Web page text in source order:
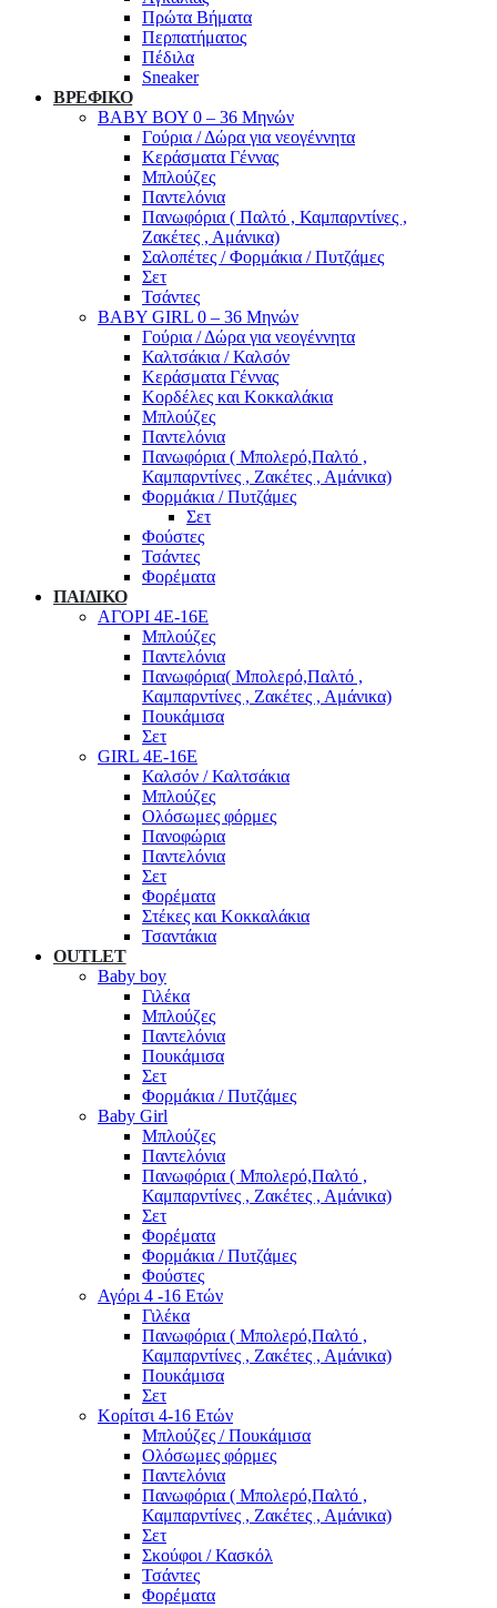
Πρώτα Βήματα
Περπατήματος
Πέδιλα
Sneaker
ΒΡΕΦΙΚΟ
ΒΑΒΥ ΒΟΥ 0 – 36 Μηνών
Γούρια / Δώρα για νεογέννητα
Κεράσματα Γέννας
Μπλούζες
Παντελόνια
Πανωφόρια ( Παλτό , Καμπαρντίνες ,
Ζακέτες , Αμάνικα)
Σαλοπέτες / Φορμάκια / Πυτζάμες
Σετ
Τσάντες
BABY GIRL 0 – 36 Μηνών
Γούρια / Δώρα για νεογέννητα
Καλτσάκια / Καλσόν
Κεράσματα Γέννας
Κορδέλες και Κοκκαλάκια
Μπλούζες
Παντελόνια
Πανωφόρια ( Μπολερό,Παλτό ,
Καμπαρντίνες , Ζακέτες , Αμάνικα)
Φορμάκια / Πυτζάμες
Σετ
Φούστες
Τσάντες
Φορέματα
ΠΑΙΔΙΚΟ
ΑΓΟΡΙ 4Ε-16Ε
Μπλούζες
Παντελόνια
Πανωφόρια( Μπολερό,Παλτό ,
Καμπαρντίνες , Ζακέτες , Αμάνικα)
Πουκάμισα
Σετ
GIRL 4Ε-16Ε
Καλσόν / Καλτσάκια
Μπλούζες
Ολόσωμες φόρμες
Πανοφώρια
Παντελόνια
Σετ
Φορέματα
Στέκες και Κοκκαλάκια
Τσαντάκια
OUTLET
Baby boy
Γιλέκα
Μπλούζες
Παντελόνια
Πουκάμισα
Σετ
Φορμάκια / Πυτζάμες
Baby Girl
Μπλούζες
Παντελόνια
Πανωφόρια ( Μπολερό,Παλτό ,
Καμπαρντίνες , Ζακέτες , Αμάνικα)
Σετ
Φορέματα
Φορμάκια / Πυτζάμες
Φούστες
Αγόρι 4 -16 Ετών
Γιλέκα
Πανωφόρια ( Μπολερό,Παλτό ,
Καμπαρντίνες , Ζακέτες , Αμάνικα)
Πουκάμισα
Σετ
Κορίτσι 4-16 Ετών
Μπλούζες / Πουκάμισα
Ολόσωμες φόρμες
Παντελόνια
Πανωφόρια ( Μπολερό,Παλτό ,
Καμπαρντίνες , Ζακέτες , Αμάνικα)
Σετ
Σκούφοι / Κασκόλ
Τσάντες
Φορέματα